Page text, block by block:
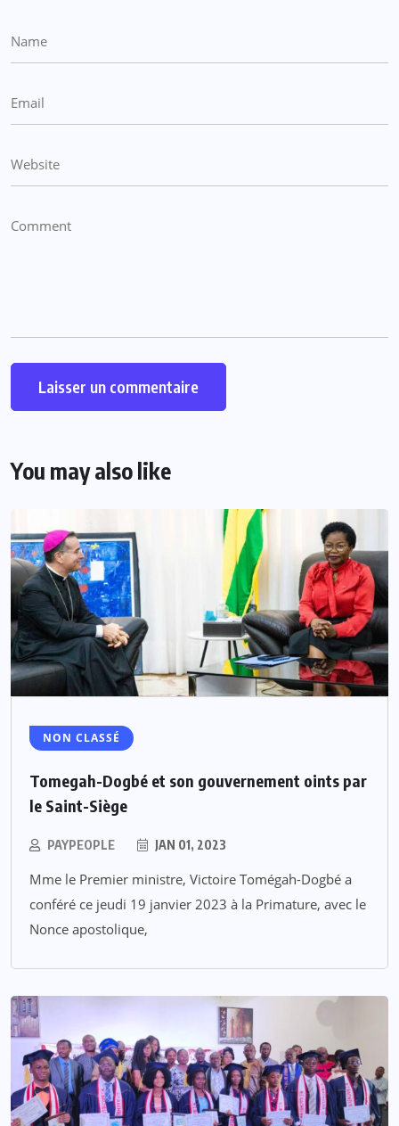
You may also like
NON CLASSÉ
Tomegah-Dogbé et son gouvernement oints par
le Saint-Siège
PAYPEOPLE JAN 01, 2023
Mme le Premier ministre, Victoire Tomégah-Dogbé a
conféré ce jeudi 19 janvier 2023 à la Primature, avec le
Nonce apostolique,